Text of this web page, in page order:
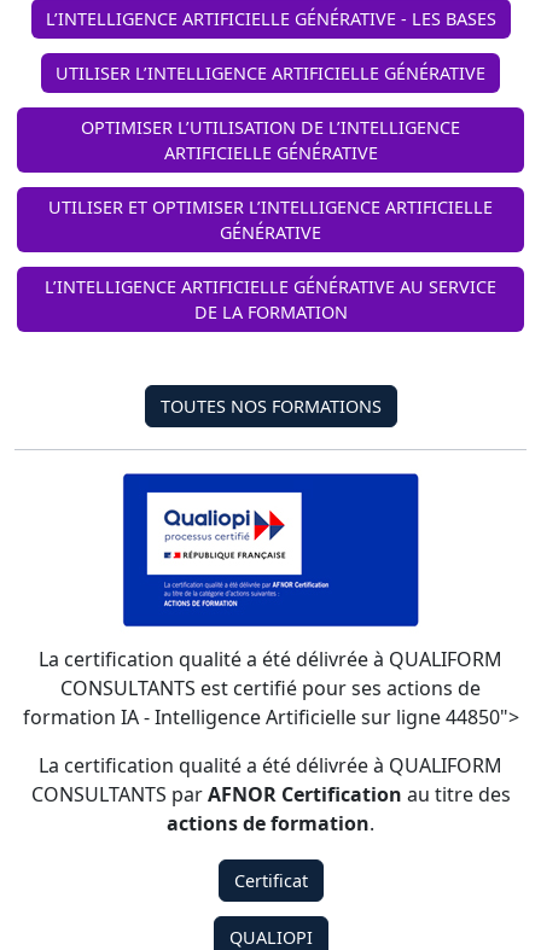
L’INTELLIGENCE ARTIFICIELLE GÉNÉRATIVE - LES BASES
UTILISER L’INTELLIGENCE ARTIFICIELLE GÉNÉRATIVE
OPTIMISER L’UTILISATION DE L’INTELLIGENCE
ARTIFICIELLE GÉNÉRATIVE
UTILISER ET OPTIMISER L’INTELLIGENCE ARTIFICIELLE
GÉNÉRATIVE
L’INTELLIGENCE ARTIFICIELLE GÉNÉRATIVE AU SERVICE
DE LA FORMATION
TOUTES NOS FORMATIONS
La certification qualité a été délivrée à QUALIFORM
CONSULTANTS est certifié pour ses actions de
formation IA - Intelligence Artificielle sur ligne 44850">
La certification qualité a été délivrée à QUALIFORM
CONSULTANTS parAFNOR Certification au titre des
actions de formation.
Certificat
QUALIOPI